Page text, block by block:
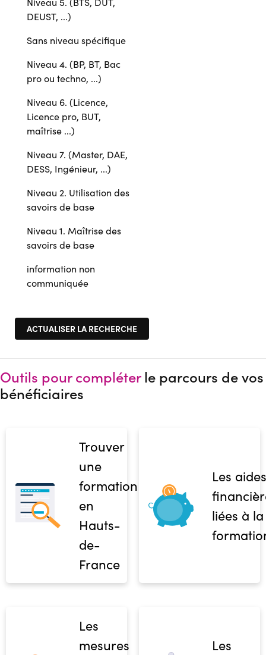
DEUST, ...)
Sans niveau spécifique
Niveau 4. (BP, BT, Bac
pro ou techno, ...)
Niveau 6. (Licence,
Licence pro, BUT,
maîtrise ...)
Niveau 7. (Master, DAE,
DESS, Ingénieur, ...)
Niveau 2. Utilisation des
savoirs de base
Niveau 1. Maîtrise des
savoirs de base
information non
communiquée
Outils pour compléterle parcours de vos
bénéficiaires
Trouver
une
formation
en
Hauts-
de-
France
Les aides
liées à la
Les
mesures
Les